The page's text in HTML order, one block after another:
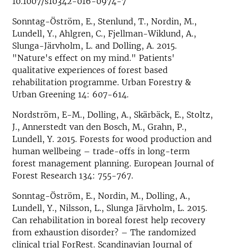
Sonntag-Öström, E., Stenlund, T., Nordin, M.,
Lundell, Y., Ahlgren, C., Fjellman-Wiklund, A.,
Slunga-Järvholm, L. and Dolling, A. 2015.
"Nature's effect on my mind." Patients'
qualitative experiences of forest based
rehabilitation programme. Urban Forestry &
Urban Greening 14: 607-614.
Nordström, E-M., Dolling, A., Skärbäck, E., Stoltz,
J., Annerstedt van den Bosch, M., Grahn, P.,
Lundell, Y. 2015. Forests for wood production and
human wellbeing – trade-offs in long-term
forest management planning. European Journal of
Forest Research 134: 755-767.
Sonntag-Öström, E., Nordin, M., Dolling, A.,
Lundell, Y., Nilsson, L., Slunga Järvholm, L. 2015.
Can rehabilitation in boreal forest help recovery
from exhaustion disorder? – The randomized
clinical trial ForRest. Scandinavian Journal of